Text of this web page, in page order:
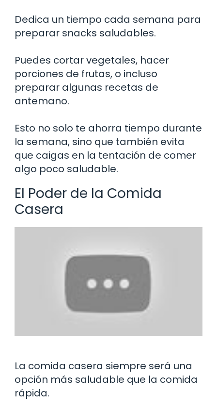
Dedica un tiempo cada semana para
preparar snacks saludables.
Puedes cortar vegetales, hacer
porciones de frutas, o incluso
preparar algunas recetas de
antemano.
Esto no solo te ahorra tiempo durante
la semana, sino que también evita
que caigas en la tentación de comer
algo poco saludable.
El Poder de la Comida
Casera
La comida casera siempre será una
opción más saludable que la comida
rápida.